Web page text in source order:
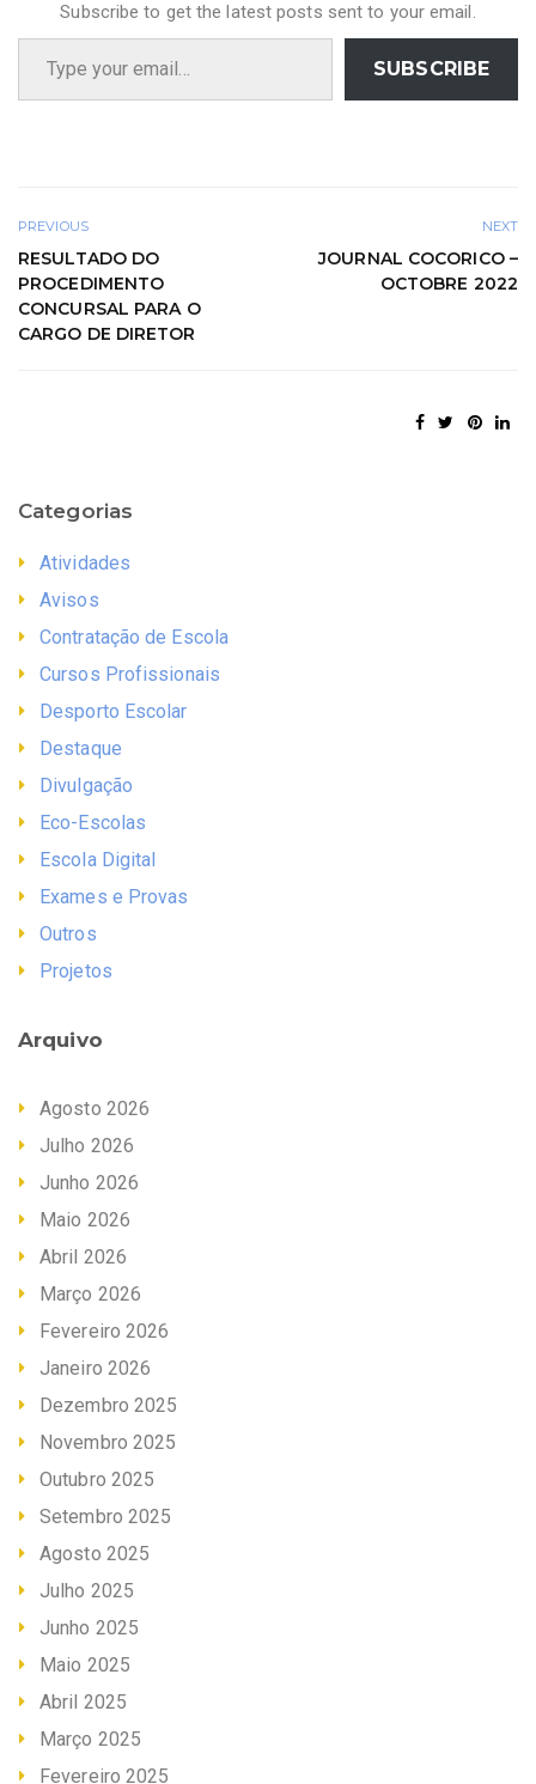
Subscribe to get the latest posts sent to your email.
Type your email…
SUBSCRIBE
PREVIOUS
RESULTADO DO
PROCEDIMENTO
CONCURSAL PARA O
CARGO DE DIRETOR
NEXT
JOURNAL COCORICO –
OCTOBRE 2022
Categorias
Atividades
Avisos
Contratação de Escola
Cursos Profissionais
Desporto Escolar
Destaque
Divulgação
Eco-Escolas
Escola Digital
Exames e Provas
Outros
Projetos
Arquivo
Agosto 2026
Julho 2026
Junho 2026
Maio 2026
Abril 2026
Março 2026
Fevereiro 2026
Janeiro 2026
Dezembro 2025
Novembro 2025
Outubro 2025
Setembro 2025
Agosto 2025
Julho 2025
Junho 2025
Maio 2025
Abril 2025
Março 2025
Fevereiro 2025